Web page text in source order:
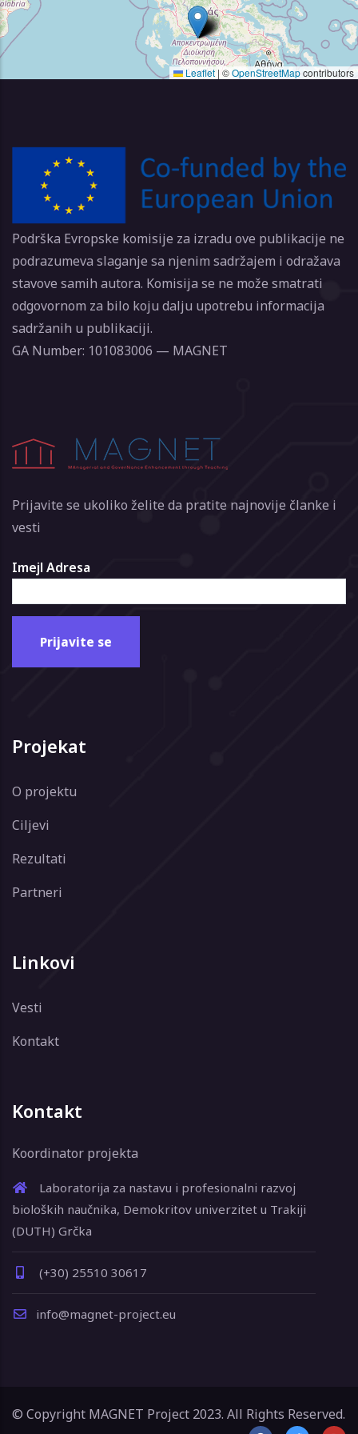
Leaflet | ©OpenStreetMapcontributors
Podrška Evropske komisije za izradu ove publikacije ne
podrazumeva slaganje sa njenim sadržajem i odražava
stavove samih autora. Komisija se ne može smatrati
odgovornom za bilo koju dalju upotrebu informacija
sadržanih u publikaciji.
GA Number: 101083006 — MAGNET
Prijavite se ukoliko želite da pratite najnovije članke i
vesti
Imejl Adresa
Projekat
O projektu
Ciljevi
Rezultati
Partneri
Linkovi
Vesti
Kontakt
Kontakt
Koordinator projekta
Laboratorija za nastavu i profesionalni razvoj
bioloških naučnika, Demokritov univerzitet u Trakiji
(DUTH) Grčka
(+30) 25510 30617
info@magnet-project.eu
© Copyright MAGNET Project 2023. All Rights Reserved.